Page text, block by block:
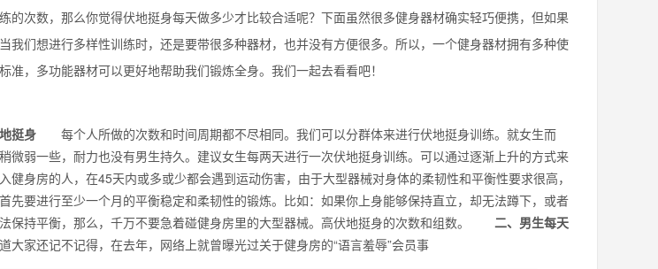
的次数，那么你觉得伏地挺身每天做多少才比较合适呢？下面虽然很多健身器材确实轻巧便携，但如果
我们想进行多样性训练时，还是要带很多种器材，也并没有方便很多。所以，一个健身器材拥有多种使
准，多功能器材可以更好地帮助我们锻炼全身。我们一起去看看吧！
挺身 每个人所做的次数和时间周期都不尽相同。我们可以分群体来进行伏地挺身训练。就女生而
微弱一些，耐力也没有男生持久。建议女生每两天进行一次伏地挺身训练。可以通过逐渐上升的方式来
健身房的人，在45天内或多或少都会遇到运动伤害，由于大型器械对身体的柔韧性和平衡性要求很高，
先要进行至少一个月的平衡稳定和柔韧性的锻炼。比如：如果你上身能够保持直立，却无法蹲下，或者
保持平衡，那么，千万不要急着碰健身房里的大型器械。高伏地挺身的次数和组数。 二、男生每天
家还记不记得，在去年，网络上就曾曝光过关于健身房的“语言羞辱”会员事